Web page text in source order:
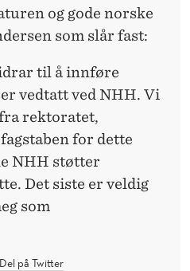
og gode norske
som slår fast:
til å innføre
vedtatt ved NHH. Vi
rektoratet,
for dette
NHH støtter
Det siste er veldig
som
Del på Twitter